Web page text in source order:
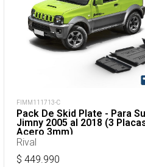
FIMM111713-C
Pack De Skid Plate - Para
Jimny 2005 al 2018 (3
Acero 3mm)
Rival
$ 449.990